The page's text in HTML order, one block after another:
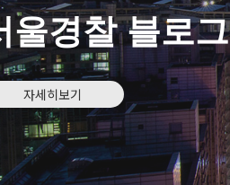
울경찰 블로그
자세히보기